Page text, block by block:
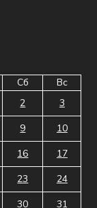
Сб
Вс
2
3
9
10
16
17
23
24
30 31